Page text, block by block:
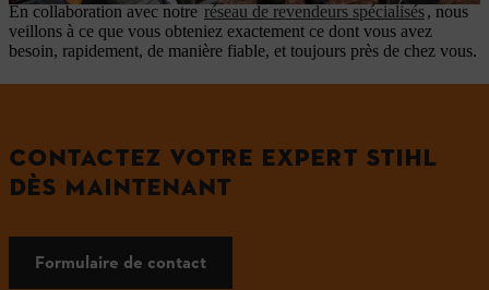
En collaboration avec notre réseau de revendeurs spécialisés, nous
veillons à ce que vous obteniez exactement ce dont vous avez
besoin, rapidement, de manière fiable, et toujours près de chez vous.
CONTACTEZ VOTRE EXPERT STIHL
DÈS MAINTENANT
Formulaire de contact